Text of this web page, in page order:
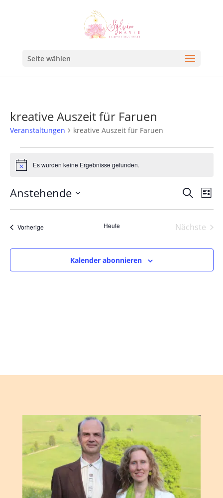
Seite wählen
kreative Auszeit für Faruen
Veranstaltungen kreative Auszeit für Faruen
HinweisEs wurden keine Ergebnisse gefunden.
Suche
und
SucheListe
Anstehende
Datum
wählen.
VorherigeVeranstaltungen Heute
Nächste
Kalender abonnieren